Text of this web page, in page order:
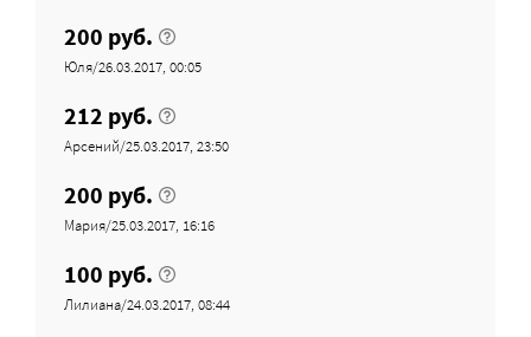
200 руб.
Юля/26.03.2017, 00:05
212 руб.
Арсений/25.03.2017, 23:50
200 руб.
Мария/25.03.2017, 16:16
100 руб.
Лилиана/24.03.2017, 08:44